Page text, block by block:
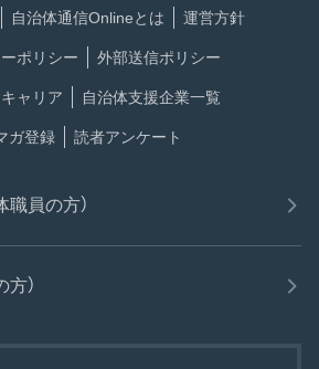
自治体通信Onlineとは 運営方針
ポリシー 外部送信ポリシー
ャリア 自治体支援企業一覧
ガ登録 読者アンケート
職員の方）
）